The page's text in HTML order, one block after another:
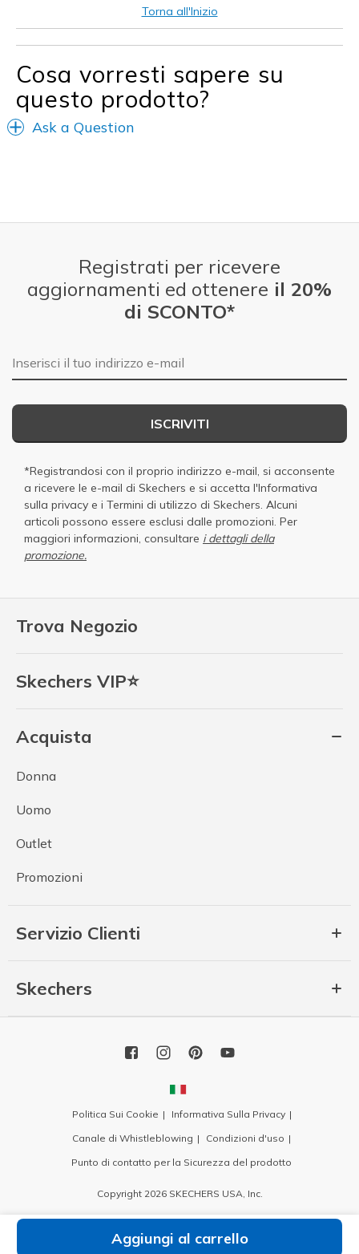
Aggiungi al carrello
Casual Wear
Width
Feels true to width
Sizing
View On Shoes
Torna all'Inizio
Cosa vorresti sapere su
questo prodotto?
Ask a Question
Trova Negozio
Skechers VIP⭐
Acquista
Donna
Uomo
Outlet
Promozioni
Servizio Clienti
Skechers
Registrati per ricevere
aggiornamenti ed ottenere il 20%
di SCONTO*
E-mail
ISCRIVITI
*Registrandosi con il proprio indirizzo e-mail, si acconsente
a ricevere le e-mail di Skechers e si accetta l'Informativa
sulla privacy e i Termini di utilizzo di Skechers. Alcuni
articoli possono essere esclusi dalle promozioni. Per
maggiori informazioni, consultare i dettagli della
promozione.
Politica Sui Cookie
Informativa Sulla Privacy
Canale di Whistleblowing
Condizioni d'uso
Punto di contatto per la Sicurezza del prodotto
Copyright 2026 SKECHERS USA, Inc.